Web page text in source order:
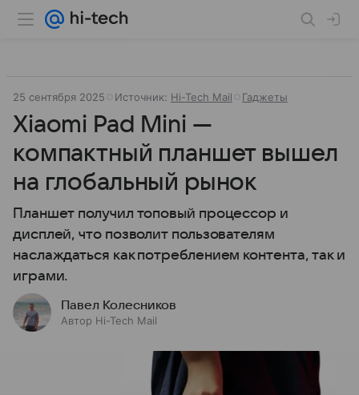
25 сентября 2025 Источник: Hi-Tech Mail Гаджеты
Xiaomi Pad Mini —
компактный планшет вышел
на глобальный рынок
Планшет получил топовый процессор и
дисплей, что позволит пользователям
наслаждаться как потреблением контента, так и
играми.
Павел Колесников
Автор Hi-Tech Mail